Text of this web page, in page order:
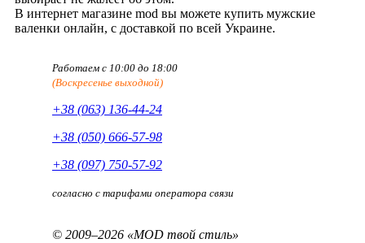
В интернет магазине mod вы можете купить мужские
валенки онлайн, с доставкой по всей Украине.
Работаем с 10:00 до 18:00
(Воскресенье выходной)
+38 (063) 136-44-24
+38 (050) 666-57-98
+38 (097) 750-57-92
согласно с тарифами оператора связи
© 2009–2026 «MOD твой стиль»